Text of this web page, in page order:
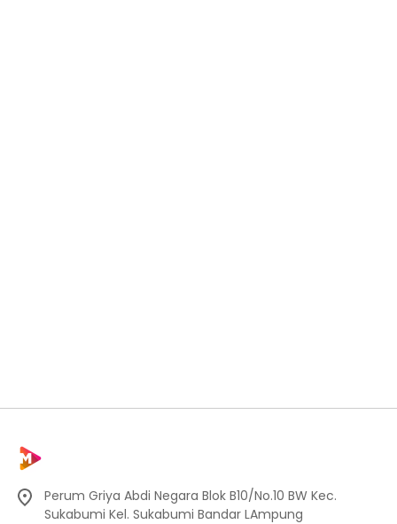
Perum Griya Abdi Negara Blok B10/No.10 BW Kec.
Sukabumi Kel. Sukabumi Bandar LAmpung